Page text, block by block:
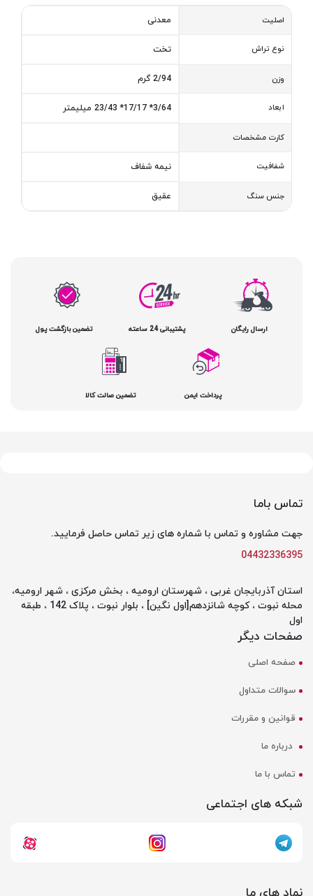
اصلیت معدنی
نوع تراش تخت
وزن 2/94 گرم
ابعاد 3/64* 17/17* 23/43 میلیمتر
کارت مشخصات
شفافیت نیمه شفاف
جنس سنگ عقیق
ارسال رایگان پشتیبانی 24 ساعته تضمین بازگشت پول
پرداخت ایمن تضمین صالت کالا
تماس باما
جهت مشاوره و تماس با شماره های زیر تماس حاصل فرمایید.
04432336395
استان آذربایجان غربی ، شهرستان ارومیه ، بخش مرکزی ، شهر ارومیه،
محله نبوت ، کوچه شانزدهم[اول نگین] ، بلوار نبوت ، پلاک 142 ، طبقه
اول
صفحات دیگر
صفحه اصلی
سوالات متداول
قوانین و مقررات
درباره ما
تماس با ما
شبکه های اجتماعی